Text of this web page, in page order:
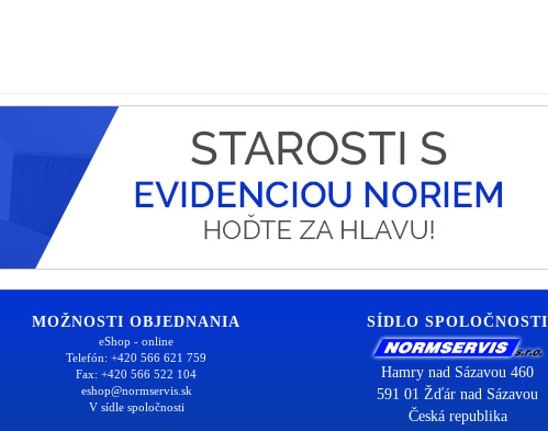
MOŽNOSTI OBJEDNANIA
eShop - online
Telefón: +420 566 621 759
Fax: +420 566 522 104
eshop@normservis.sk
V sídle spoločnosti
SÍDLO SPOLOČNOSTI
Hamry nad Sázavou 460
591 01 Žďár nad Sázavou
Česká republika